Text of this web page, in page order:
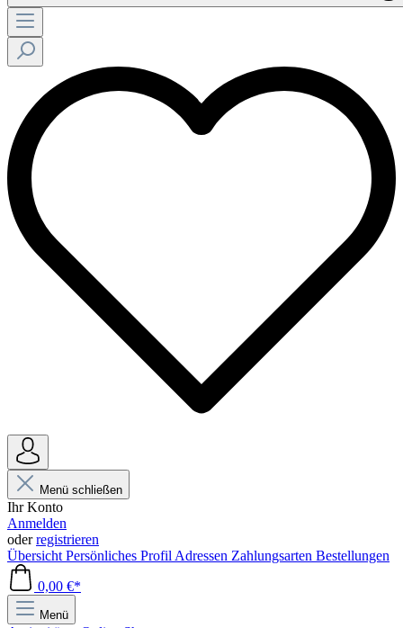
Menü schließen
Ihr Konto
Anmelden
oderregistrieren
Übersicht Persönliches Profil Adressen Zahlungsarten Bestellungen
0,00 €*
Menü